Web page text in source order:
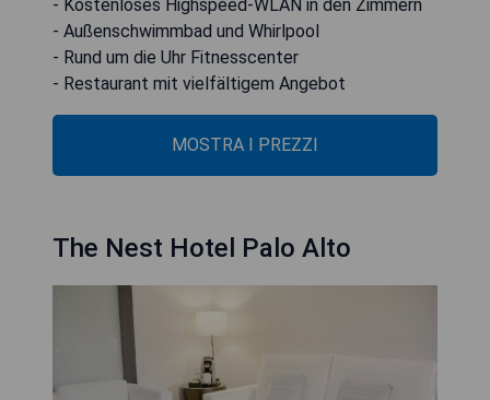
- Kostenloses Highspeed-WLAN in den Zimmern
- Außenschwimmbad und Whirlpool
- Rund um die Uhr Fitnesscenter
- Restaurant mit vielfältigem Angebot
MOSTRA I PREZZI
The Nest Hotel Palo Alto